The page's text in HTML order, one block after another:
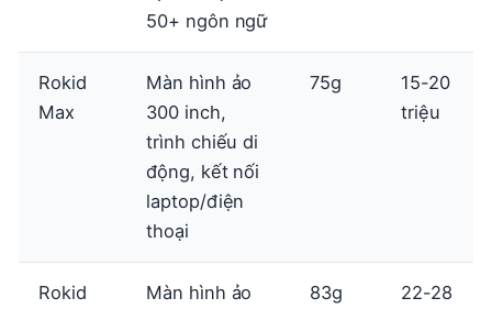
50+ ngôn ngữ
Rokid
Max
Màn hình ảo
300 inch,
trình chiếu di
động, kết nối
laptop/điện
thoại
75g
15-20
triệu
Rokid
Màn hình ảo
83g
22-28